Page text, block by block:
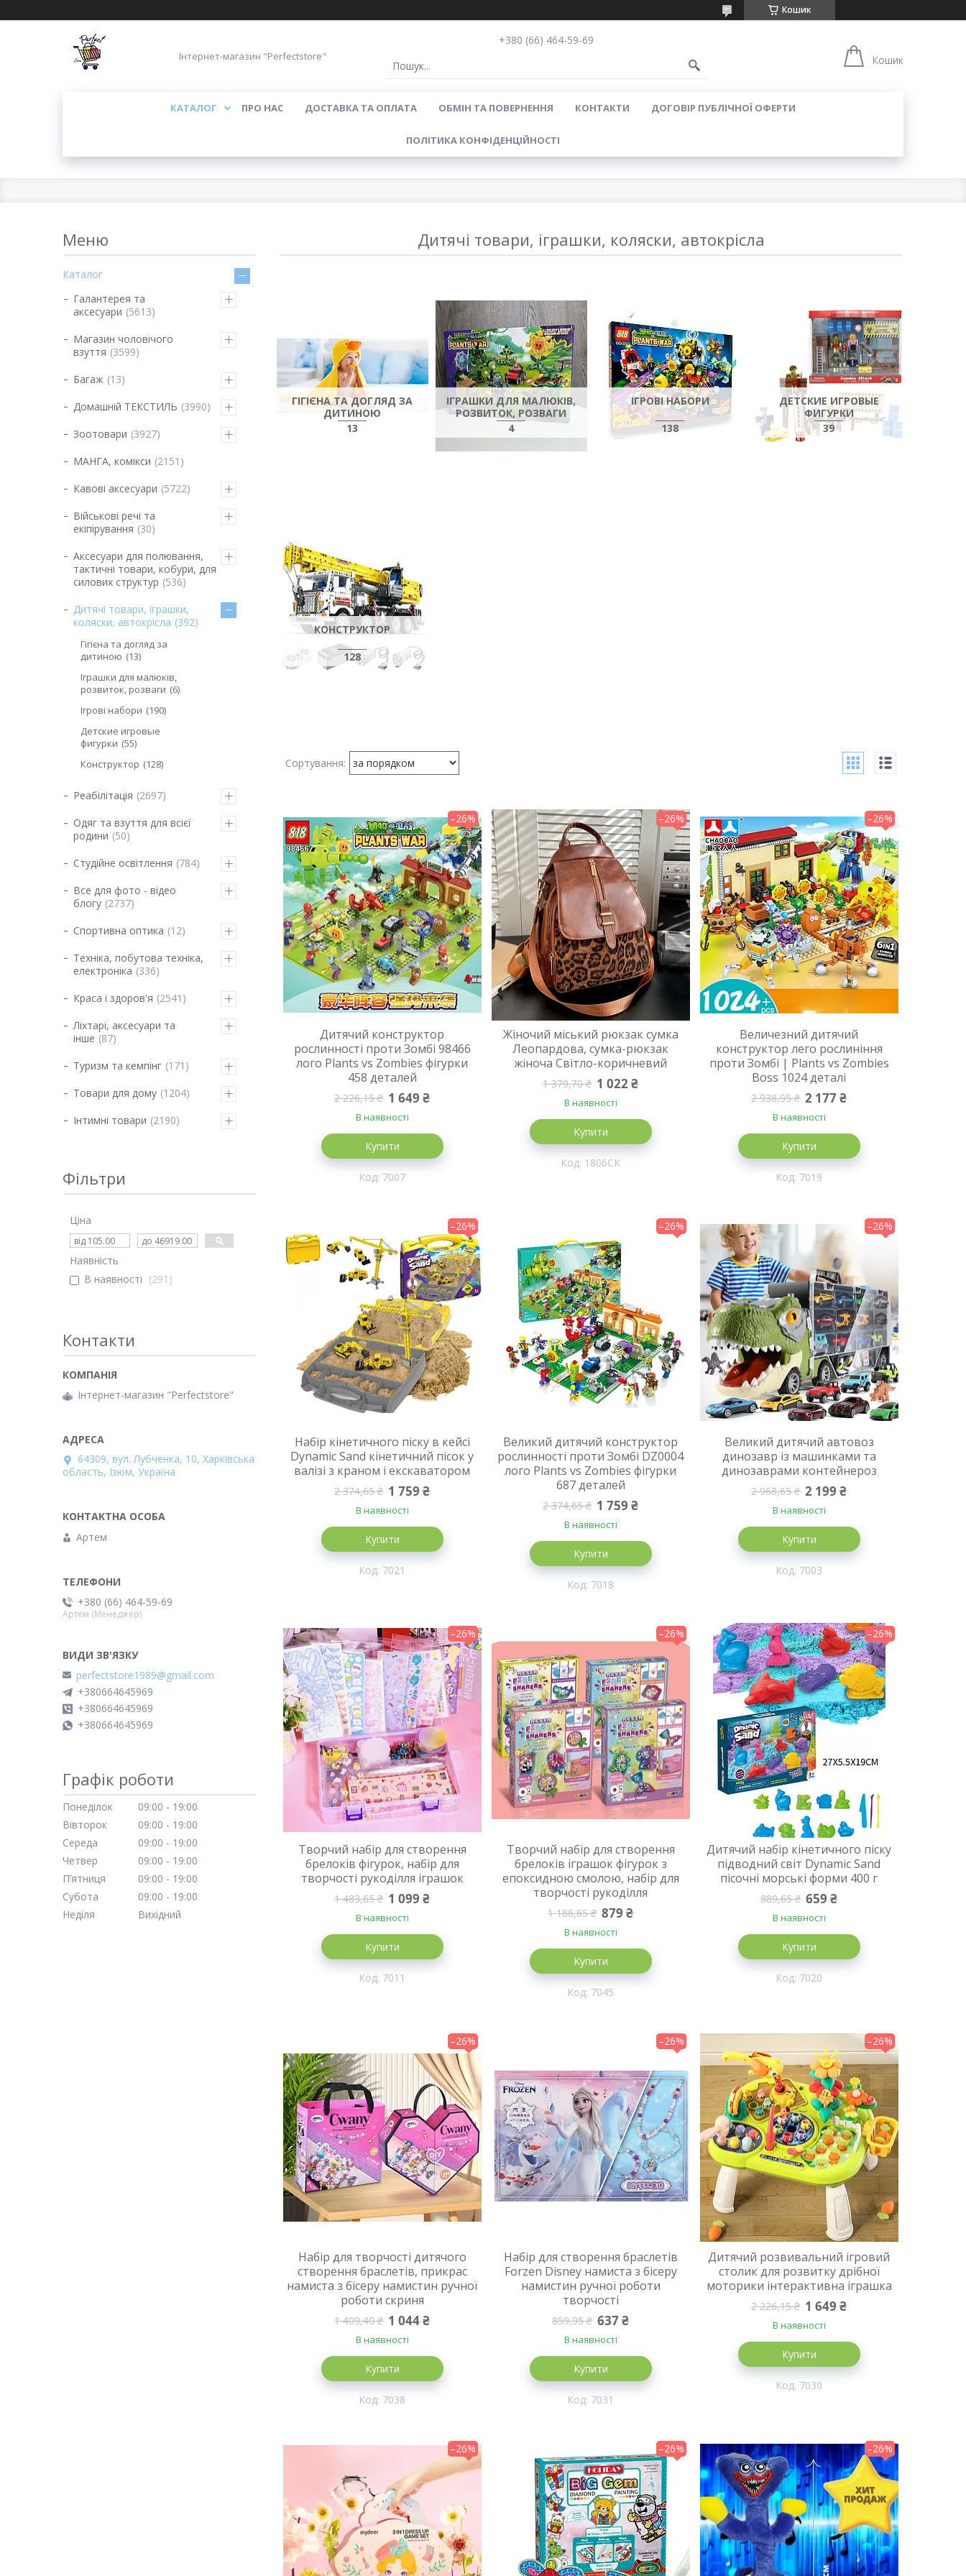
Кошик
Інтернет-магазин "Perfectstore"
+380 (66) 464-59-69
Кошик
КАТАЛОГ ПРО НАС ДОСТАВКА ТА ОПЛАТА ОБМІН ТА ПОВЕРНЕННЯ КОНТАКТИ ДОГОВІР ПУБЛІЧНОЇ ОФЕРТИ
ПОЛІТИКА КОНФІДЕНЦІЙНОСТІ
Дитячі товари, іграшки, коляски, автокрісла
ГІГІЄНА ТА ДОГЛЯД ЗА
ДИТИНОЮ
13
ІГРАШКИ ДЛЯ МАЛЮКІВ,
РОЗВИТОК, РОЗВАГИ
4
ІГРОВІ НАБОРИ
138
ДЕТСКИЕ ИГРОВЫЕ
ФИГУРКИ
39
КОНСТРУКТОР
128
–26%
Дитячий конструктор
рослинності проти Зомбі 98466
лого Plants vs Zombies фігурки
458 деталей
2 226,15 ₴ 1 649 ₴
В наявності
Купити
7007
–26%
Жіночий міський рюкзак сумка
Леопардова, сумка-рюкзак
жіноча Світло-коричневий
1 379,70 ₴ 1 022 ₴
В наявності
Купити
1806СК
–26%
Величезний дитячий
конструктор лего рослиніння
проти Зомбі | Plants vs Zombies
Boss 1024 деталі
2 938,95 ₴ 2 177 ₴
В наявності
Купити
7019
–26%
Набір кінетичного піску в кейсі
Dynamic Sand кінетичний пісок у
валізі з краном і екскаватором
2 374,65 ₴ 1 759 ₴
В наявності
Купити
7021
–26%
Великий дитячий конструктор
рослинності проти Зомбі DZ0004
лого Plants vs Zombies фігурки
687 деталей
2 374,65 ₴ 1 759 ₴
В наявності
Купити
7018
–26%
Великий дитячий автовоз
динозавр із машинками та
динозаврами контейнероз
2 968,65 ₴ 2 199 ₴
В наявності
Купити
7003
–26%
Творчий набір для створення
брелоків фігурок, набір для
творчості рукоділля іграшок
1 483,65 ₴ 1 099 ₴
В наявності
Купити
7011
–26%
Творчий набір для створення
брелоків іграшок фігурок з
епоксидною смолою, набір для
творчості рукоділля
1 186,65 ₴ 879 ₴
В наявності
Купити
7045
–26%
Дитячий набір кінетичного піску
підводний світ Dynamic Sand
пісочні морські форми 400 г
889,65 ₴ 659 ₴
В наявності
Купити
7020
–26%
Набір для творчості дитячого
створення браслетів, прикрас
намиста з бісеру намистин ручної
роботи скриня
1 409,40 ₴ 1 044 ₴
В наявності
Купити
7038
–26%
Набір для створення браслетів
Forzen Disney намиста з бісеру
намистин ручної роботи
творчості
859,95 ₴ 637 ₴
В наявності
Купити
7031
–26%
Дитячий розвивальний ігровий
столик для розвитку дрібної
моторики інтерактивна іграшка
2 226,15 ₴ 1 649 ₴
В наявності
Купити
7030
–26% –26% –26%
Каталог
Галантерея та
аксесуари 5613
Магазин чоловічого
взуття 3599
Багаж 13
Домашній ТЕКСТИЛЬ 3990
Зоотовари 3927
МАНГА, комікси 2151
Кавові аксесуари 5722
Військові речі та
екіпірування 30
Аксесуари для полювання,
тактичні товари, кобури, для
силових структур 536
Дитячі товари, іграшки,
коляски, автокрісла 392
Гігієна та догляд за
дитиною
13
Іграшки для малюків,
розвиток, розваги
6
Ігрові набори
190
Детские игровые
фигурки 55
Конструктор
128
Реабілітація 2697
Одяг та взуття для всієї
родини 50
Студійне освітлення 784
Все для фото - відео
блогу 2737
Спортивна оптика 12
Техніка, побутова техніка,
електроніка 336
Краса і здоров'я 2541
Ліхтарі, аксесуари та
інше 87
Туризм та кемпінг 171
Товари для дому 1204
Інтимні товари 2190
Фільтри
Ціна
Наявність
В наявності
291
Контакти
Інтернет-магазин "Perfectstore"
64309, вул. Лубченка, 10, Харківська
область, Ізюм, Україна
Артем
+380 (66) 464-59-69
Артем (Менеджер)
perfectstore1989@gmail.com
+380664645969
+380664645969
+380664645969
Графік роботи
Понеділок 09:00
19:00
Вівторок
09:00
19:00
Середа
09:00
19:00
Четвер
09:00
19:00
Пʼятниця
09:00
19:00
Субота
09:00
19:00
Неділя
Вихідний